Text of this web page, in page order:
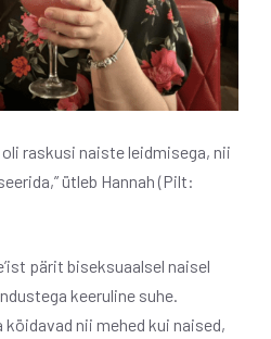
raskusi naiste leidmisega, nii
ütleb Hannah (Pilt:
pärit biseksuaalsel naisel
keeruline suhe.
nii mehed kui naised,